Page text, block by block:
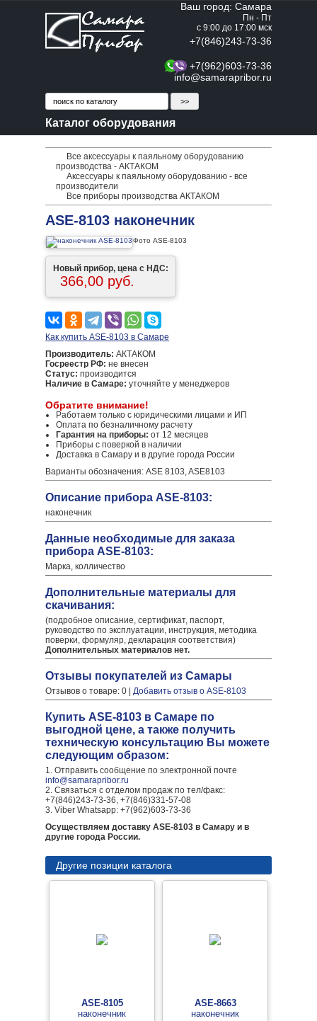
Ваш город: Самара
Пн - Пт
с 9:00 до 17:00 мск
+7(846)243-73-36
+7(962)603-73-36
info@samarapribor.ru
Каталог оборудования
Все аксессуары к паяльному оборудованию
производства - АКТАКОМ
Аксессуары к паяльному оборудованию - все
производители
Все приборы производства АКТАКОМ
ASE-8103 наконечник
Фото ASE-8103
Новый прибор, цена с НДС:
366,00 руб.
Как купить ASE-8103 в Самаре
Производитель: АКТАКОМ
Госреестр РФ: не внесен
Статус: производится
Наличие в Самаре: уточняйте у менеджеров
Обратите внимание!
Работаем только с юридическими лицами и ИП
Оплата по безналичному расчету
Гарантия на приборы: от 12 месяцев
Приборы с поверкой в наличии
Доставка в Самару и в другие города России
Варианты обозначения: ASE 8103, ASE8103
Описание прибора ASE-8103:
наконечник
Данные необходимые для заказа
прибора ASE-8103:
Марка, колличество
Дополнительные материалы для
скачивания:
(подробное описание, сертификат, паспорт,
руководство по эксплуатации, инструкция, методика
поверки, формуляр, декларация соответствия)
Дополнительных материалов нет.
Отзывы покупателей из Самары
Отзывов о товаре: 0 | Добавить отзыв о ASE-8103
Купить ASE-8103 в Самаре по
выгодной цене, а также получить
техническую консультацию Вы можете
следующим образом:
1. Отправить сообщение по электронной почте
info@samarapribor.ru
2. Связаться с отделом продаж по тел/факс:
+7(846)243-73-36, +7(846)331-57-08
3. Viber Whatsapp: +7(962)603-73-36
Осуществляем доставку ASE-8103 в Самару и в
другие города России.
Другие позиции каталога
ASE-8105
наконечник
ASE-8663
наконечник